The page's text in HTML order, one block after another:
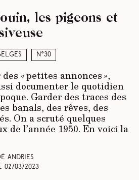
N°30
les pigeons et
« petites annonces »,
documenter le quotidien
Garder des traces des
banals, des rêves, des
On a scruté quelques
de l’année 1950. En voici la
Andries
02/03/2023